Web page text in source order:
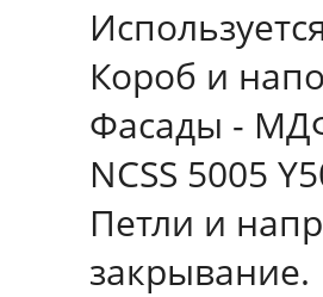
Короб и
Фасады -
NCSS 5005
Петли и
закрывание.